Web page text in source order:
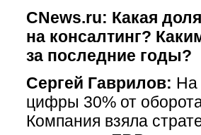
CNews.ru: Какая
на консалтинг?
за последние годы?
Сергей Гаврилов: На
цифры 30% от
Компания взяла